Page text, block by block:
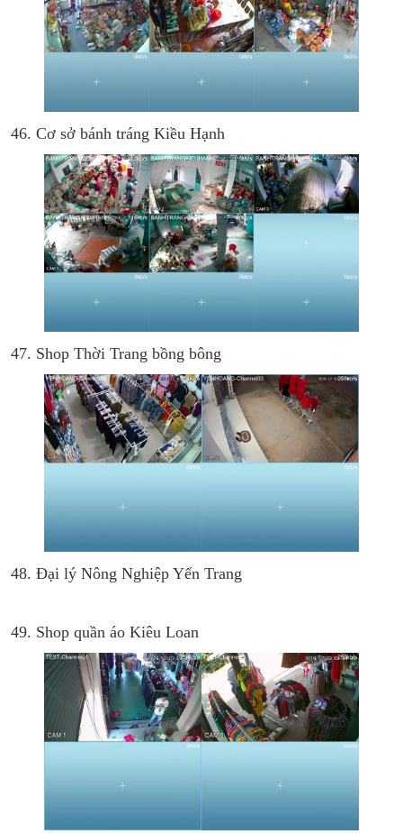
46. Cơ sở bánh tráng Kiều Hạnh
47. Shop Thời Trang bồng bông
48. Đại lý Nông Nghiệp Yến Trang
49. Shop quần áo Kiêu Loan